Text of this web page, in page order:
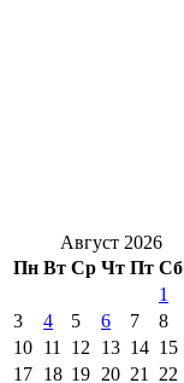
Август 2026
Пн Вт Ср Чт Пт Сб
1
3
4 5 6 7 8
10 11 12 13 14 15
17 18 19 20 21 22